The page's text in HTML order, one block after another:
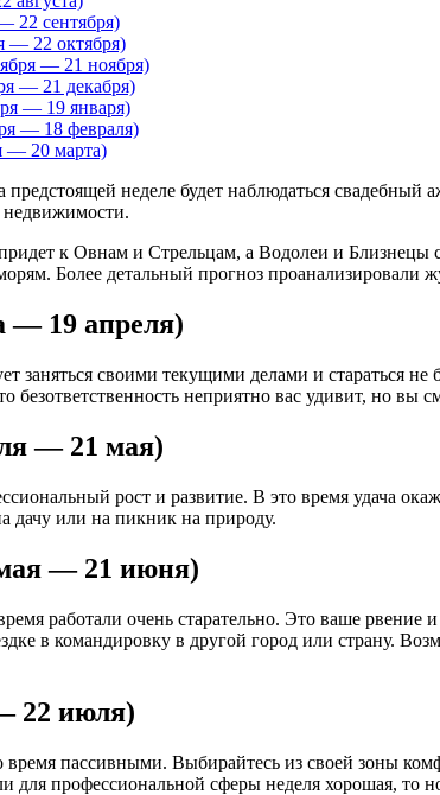
22 сентября)
— 22 октября)
— 21 ноября)
— 21 декабря)
— 19 января)
— 18 февраля)
— 20 марта)
предстоящей неделе будет наблюдаться
к Овнам и Стрельцам, а Водолеи и Близнецы
Более детальный прогноз проанализировали
— 19 апреля)
заняться своими текущими делами и стараться не
безответственность неприятно вас удивит, но вы
— 21 мая)
рост и развитие. В это время удача
дачу или на пикник на природу.
— 21 июня)
работали очень старательно. Это ваше рвение
в командировку в другой город или страну.
22 июля)
время пассивными. Выбирайтесь из своей зоны
для профессиональной сферы неделя хорошая, то